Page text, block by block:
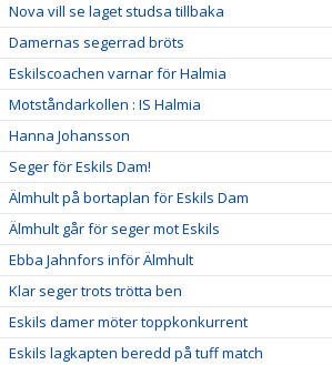
Nova vill se laget studsa tillbaka
Damernas segerrad bröts
Eskilscoachen varnar för Halmia
Motståndarkollen : IS Halmia
Hanna Johansson
Seger för Eskils Dam!
Älmhult på bortaplan för Eskils Dam
Älmhult går för seger mot Eskils
Ebba Jahnfors inför Älmhult
Klar seger trots trötta ben
Eskils damer möter toppkonkurrent
Eskils lagkapten beredd på tuff match